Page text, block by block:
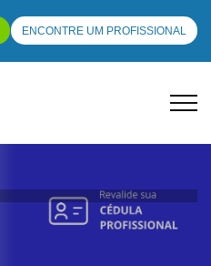
ENCONTRE UM PROFISSIONAL